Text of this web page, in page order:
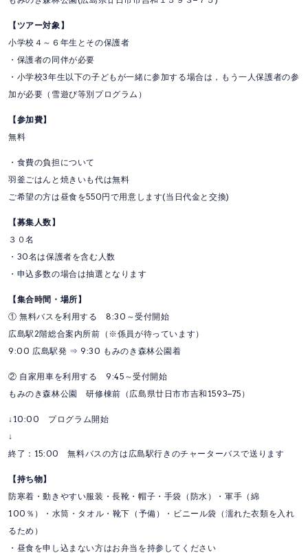
【ツアー対象】
小学校４～６年生とその保護者
・保護者の同伴が必要
・小学校3年生以下の子どもが一緒に参加する場合は，もう一人保護者の参
加が必要（雪遊び等別プログラム）
【参加費】
無料
・食費の負担について
羽釜ごはんと焼きいも代は無料
ご希望の方は昼食を550円で用意します(当日代金と交換)
【募集人数】
３０名
・30名は保護者を含む人数
・申込多数の場合は抽選となります
【集合時間・場所】
① 無料バスを利用する 8:30～受付開始
広島駅2階総合案内所前（※係員が待っています）
9:00 広島駅発 ⇒ 9:30 もみのき森林公園着
② 自家用車を利用する 9:45～受付開始
もみのき森林公園 研修棟前（広島県廿日市市吉和1593−75）
↓10:00 プログラム開始
↓
終了：15:00 無料バスの方は広島駅行きのチャーターバスで送ります
【持ち物】
防寒着・動きやすい服装・長靴・帽子・手袋（防水）・軍手（綿
100％）・水筒・タオル・靴下（予備）・ビニール袋（濡れた衣類を入れ
るため）
・昼食を申し込まない方はお弁当を持参してください